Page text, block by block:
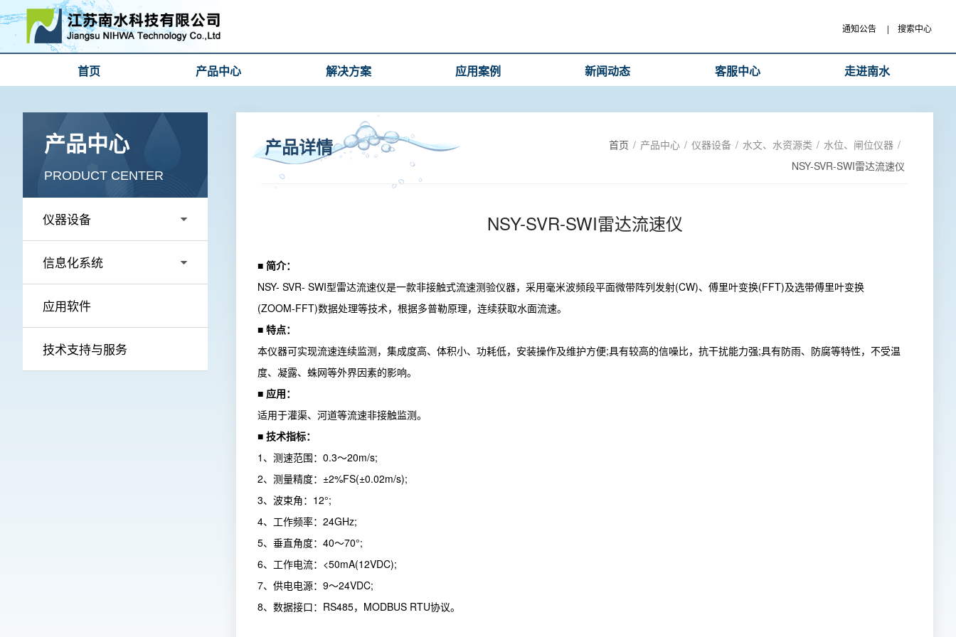
通知公告 | 搜索中心
首页 产品中心 解决方案 应用案例 新闻动态 客服中心 走进南水
产品中心
PRODUCT CENTER
仪器设备
信息化系统
应用软件
技术支持与服务
产品详情 首页 / 产品中心 / 仪器设备 / 水文、水资源类 / 水位、闸位仪器 /
NSY-SVR-SWΙ雷达流速仪
NSY-SVR-SWΙ雷达流速仪
■ 简介：
NSY- SVR- SWΙ型雷达流速仪是一款非接触式流速测验仪器，采用毫米波频段平面微带阵列发射(CW)、傅里叶变换(FFT)及选带傅里叶变换
(ZOOM-FFT)数据处理等技术，根据多普勒原理，连续获取水面流速。
■ 特点：
本仪器可实现流速连续监测，集成度高、体积小、功耗低，安装操作及维护方便;具有较高的信噪比，抗干扰能力强;具有防雨、防腐等特性，不受温
度、凝露、蛛网等外界因素的影响。
■ 应用：
适用于灌渠、河道等流速非接触监测。
■ 技术指标：
1、测速范围：0.3～20m/s;
2、测量精度：±2%FS(±0.02m/s);
3、波束角：12°;
4、工作频率：24GHz;
5、垂直角度：40～70°;
6、工作电流：<50mA(12VDC);
7、供电电源：9～24VDC;
8、数据接口：RS485，MODBUS RTU协议。